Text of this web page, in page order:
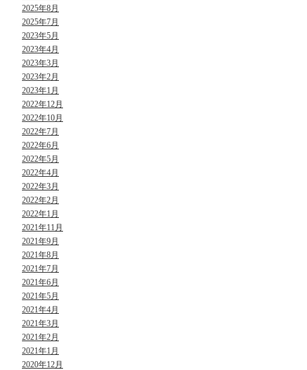
2025年8月
2025年7月
2023年5月
2023年4月
2023年3月
2023年2月
2023年1月
2022年12月
2022年10月
2022年7月
2022年6月
2022年5月
2022年4月
2022年3月
2022年2月
2022年1月
2021年11月
2021年9月
2021年8月
2021年7月
2021年6月
2021年5月
2021年4月
2021年3月
2021年2月
2021年1月
2020年12月